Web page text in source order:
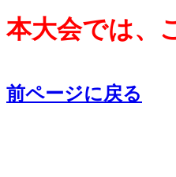
本大会では、
前ページに戻る